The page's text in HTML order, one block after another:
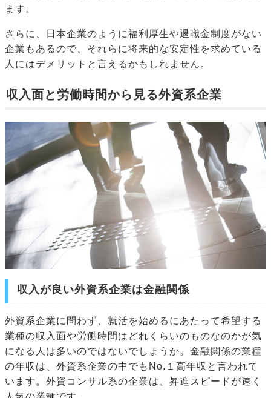
ます。
さらに、日本企業のように福利厚生や退職金制度がない
企業もあるので、それらに将来的な安定性を求めている
人にはデメリットと言えるかもしれません。
収入面と労働時間から見る外資系企業
収入が良い外資系企業は金融関係
外資系企業に問わず、就活を始めるにあたって希望する
業種の収入面や労働時間はどれくらいのものなのかが気
になる人は多いのではないでしょうか。金融関係の業種
の年収は、外資系企業の中でもNo.１高年収と言われて
います。外資コンサル系の企業は、昇進スピードが速く